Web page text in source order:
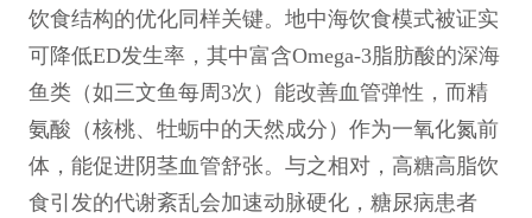
饮食结构的优化同样关键。地中海饮食模式被证实
可降低ED发生率，其中富含Omega-3脂肪酸的深海
鱼类（如三文鱼每周3次）能改善血管弹性，而精
氨酸（核桃、牡蛎中的天然成分）作为一氧化氮前
体，能促进阴茎血管舒张。与之相对，高糖高脂饮
食引发的代谢紊乱会加速动脉硬化，糖尿病患者